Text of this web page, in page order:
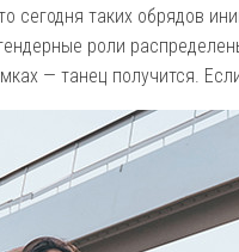
сегодня таких обрядов
роли
— танец получится.